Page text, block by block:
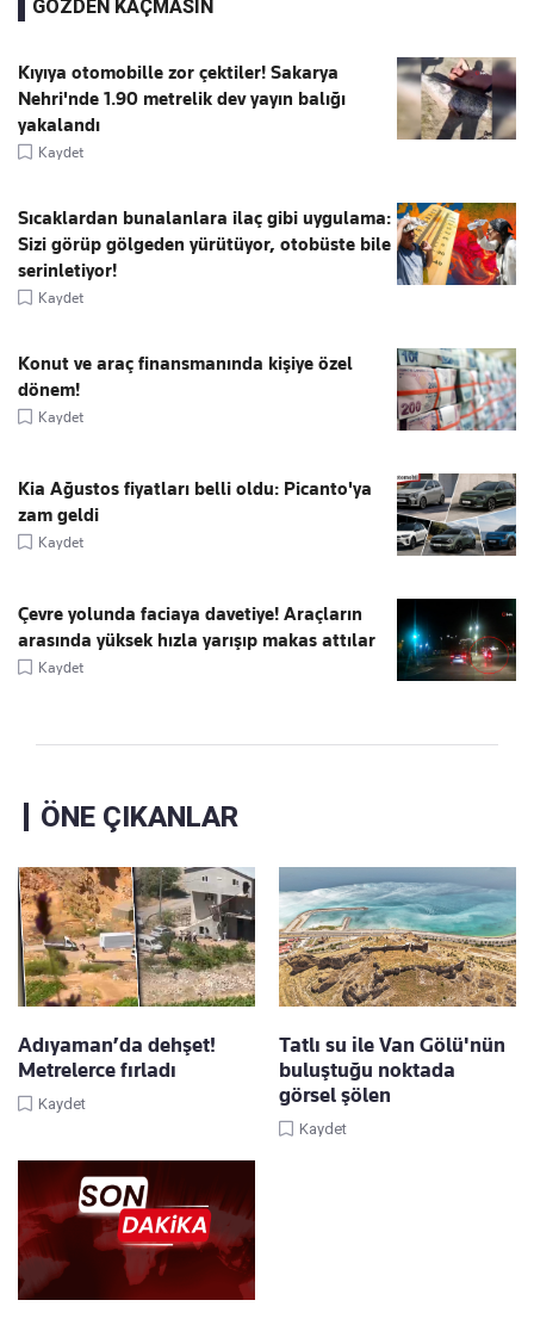
GÖZDEN KAÇMASIN
Kıyıya otomobille zor çektiler! Sakarya
Nehri'nde 1.90 metrelik dev yayın balığı
yakalandı
Kaydet
Sıcaklardan bunalanlara ilaç gibi uygulama:
Sizi görüp gölgeden yürütüyor, otobüste bile
serinletiyor!
Kaydet
Konut ve araç finansmanında kişiye özel
dönem!
Kaydet
Kia Ağustos fiyatları belli oldu: Picanto'ya
zam geldi
Kaydet
Çevre yolunda faciaya davetiye! Araçların
arasında yüksek hızla yarışıp makas attılar
Kaydet
ÖNE ÇIKANLAR
Adıyaman’da dehşet!
Metrelerce fırladı
Kaydet
Tatlı su ile Van Gölü'nün
buluştuğu noktada
görsel şölen
Kaydet